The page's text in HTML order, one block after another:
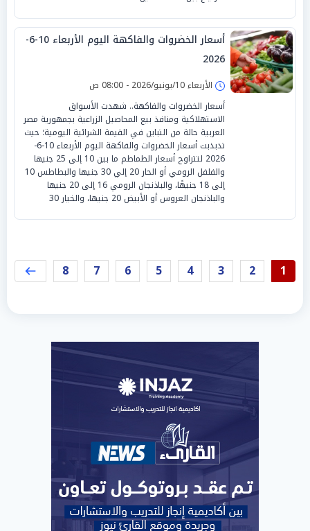
أسعار الخضروات والفاكهة اليوم الأربعاء 10-6-
2026
الأربعاء 10/يونيو/2026 - 08:00 ص
أسعار الخضروات والفاكهة.. شهدت الأسواق
الاستهلاكية ومنافذ بيع المحاصيل الزراعية بجمهورية مصر
العربية حالة من التباين في القيمة الشرائية اليومية؛ حيث
تذبذبت أسعار الخضروات والفاكهة اليوم الأربعاء 10-6-
2026 لتتراوح أسعار الطماطم ما بين 10 إلى 25 جنيها
والفلفل الرومي أو الحار 20 إلي 30 جنيها والبطاطس 10
إلى 18 جنيهًا، والباذنجان الرومي 16 إلى 20 جنيها
والباذنجان العروس أو الأبيض 20 جنيها، والخيار 30
1
2
3
4
5
6
7
8